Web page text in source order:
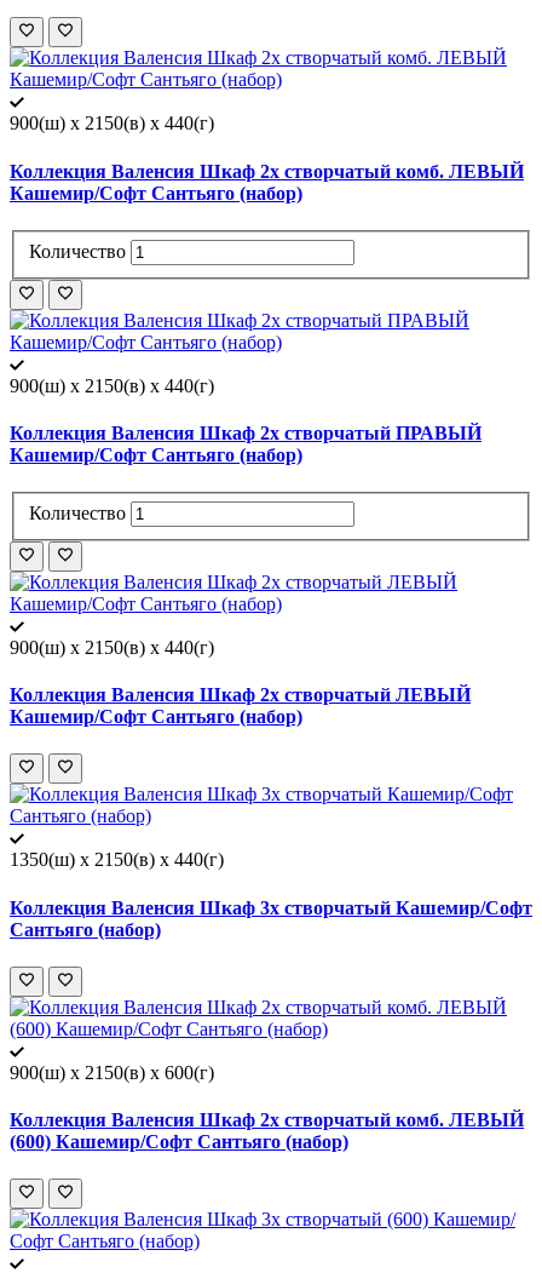
900(ш) x 2150(в) x 440(г)
Коллекция Валенсия Шкаф 2х створчатый комб. ЛЕВЫЙ
Кашемир/Софт Сантьяго (набор)
Количество
900(ш) x 2150(в) x 440(г)
Коллекция Валенсия Шкаф 2х створчатый ПРАВЫЙ
Кашемир/Софт Сантьяго (набор)
Количество
900(ш) x 2150(в) x 440(г)
Коллекция Валенсия Шкаф 2х створчатый ЛЕВЫЙ
Кашемир/Софт Сантьяго (набор)
1350(ш) x 2150(в) x 440(г)
Коллекция Валенсия Шкаф 3х створчатый Кашемир/Софт
Сантьяго (набор)
900(ш) x 2150(в) x 600(г)
Коллекция Валенсия Шкаф 2х створчатый комб. ЛЕВЫЙ
(600) Кашемир/Софт Сантьяго (набор)